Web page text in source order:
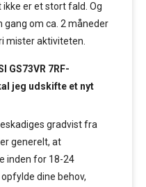
er et stort fald. Og
gang om ca. 2 måneder
mister aktiviteten.
GS73VR 7RF-
jeg udskifte et nyt
gradvist fra
generelt, at
inden for 18-24
dine behov,